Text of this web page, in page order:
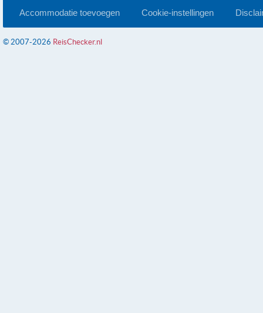
Accommodatie toevoegen Cookie-instellingen
© 2007-2026 ReisChecker.nl